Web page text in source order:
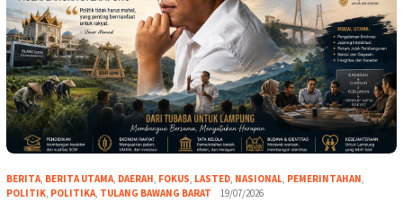
BERITA, BERITA UTAMA, DAERAH, FOKUS, LASTED, NASIONAL, PEMERINTAHAN,
POLITIK, POLITIKA, TULANG BAWANG BARAT 19/07/2026